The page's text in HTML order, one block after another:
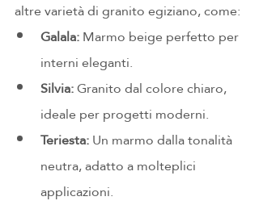
altre varietà di granito egiziano, come:
Galala: Marmo beige perfetto per
interni eleganti.
Silvia: Granito dal colore chiaro,
ideale per progetti moderni.
Teriesta: Un marmo dalla tonalità
neutra, adatto a molteplici
applicazioni.